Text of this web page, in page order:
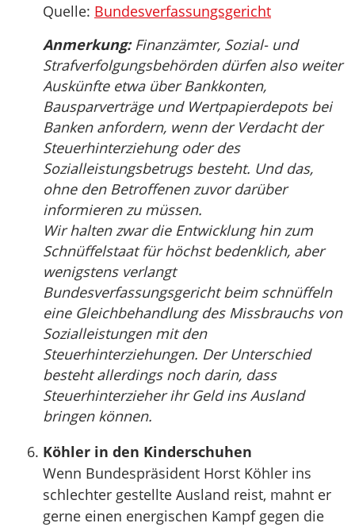
Quelle: Bundesverfassungsgericht
Anmerkung:Finanzämter, Sozial- und
Strafverfolgungsbehörden dürfen also weiter
Auskünfte etwa über Bankkonten,
Bausparverträge und Wertpapierdepots bei
Banken anfordern, wenn der Verdacht der
Steuerhinterziehung oder des
Sozialleistungsbetrugs besteht. Und das,
ohne den Betroffenen zuvor darüber
informieren zu müssen.
Wir halten zwar die Entwicklung hin zum
Schnüffelstaat für höchst bedenklich, aber
wenigstens verlangt
Bundesverfassungsgericht beim schnüffeln
eine Gleichbehandlung des Missbrauchs von
Sozialleistungen mit den
Steuerhinterziehungen. Der Unterschied
besteht allerdings noch darin, dass
Steuerhinterzieher ihr Geld ins Ausland
bringen können.
Köhler in den Kinderschuhen
Wenn Bundespräsident Horst Köhler ins
schlechter gestellte Ausland reist, mahnt er
gerne einen energischen Kampf gegen die